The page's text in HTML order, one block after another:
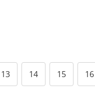
13 14 15 16